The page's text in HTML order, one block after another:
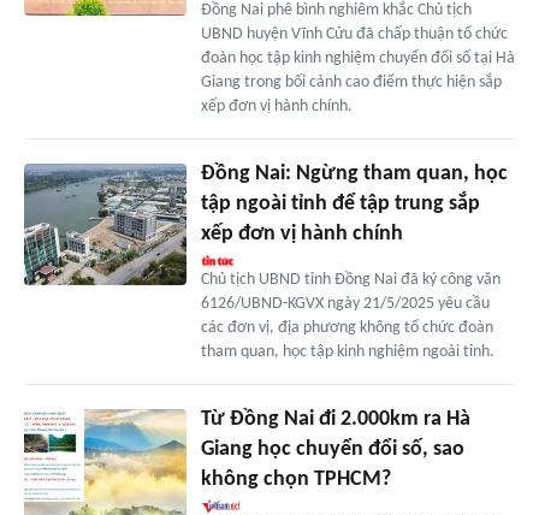
Đồng Nai phê bình nghiêm khắc Chủ tịch
UBND huyện Vĩnh Cửu đã chấp thuận tổ chức
đoàn học tập kinh nghiệm chuyển đổi số tại Hà
Giang trong bối cảnh cao điểm thực hiện sắp
xếp đơn vị hành chính.
Đồng Nai: Ngừng tham quan, học
tập ngoài tỉnh để tập trung sắp
xếp đơn vị hành chính
Chủ tịch UBND tỉnh Đồng Nai đã ký công văn
6126/UBND-KGVX ngày 21/5/2025 yêu cầu
các đơn vị, địa phương không tổ chức đoàn
tham quan, học tập kinh nghiệm ngoài tỉnh.
Từ Đồng Nai đi 2.000km ra Hà
Giang học chuyển đổi số, sao
không chọn TPHCM?